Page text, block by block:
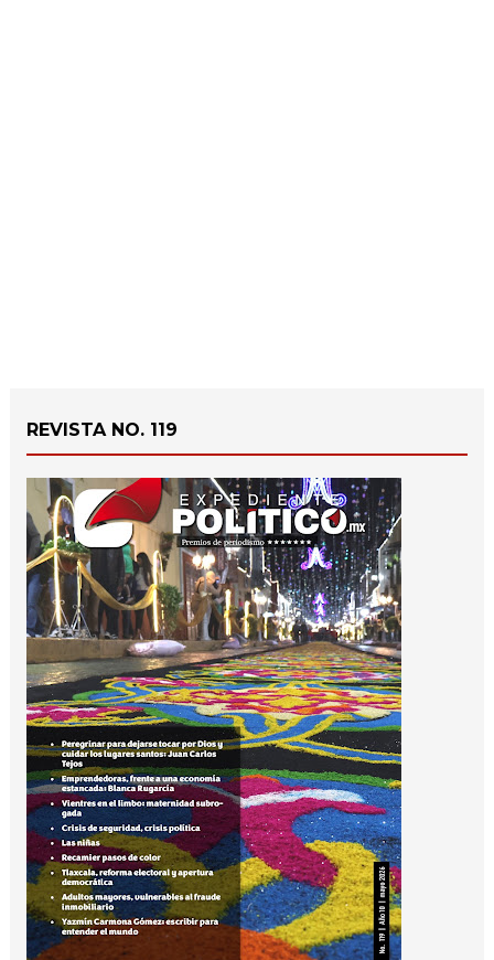
REVISTA NO. 119